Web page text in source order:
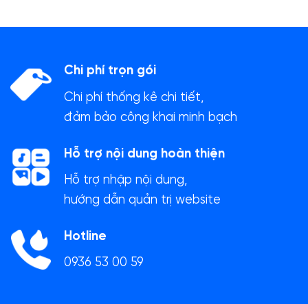
Chi phí trọn gói
Chi phí thống kê chi tiết,
đảm bảo công khai minh bạch
Hỗ trợ nội dung hoàn thiện
Hỗ trợ nhập nội dung,
hướng dẫn quản trị website
Hotline
0936 53 00 59